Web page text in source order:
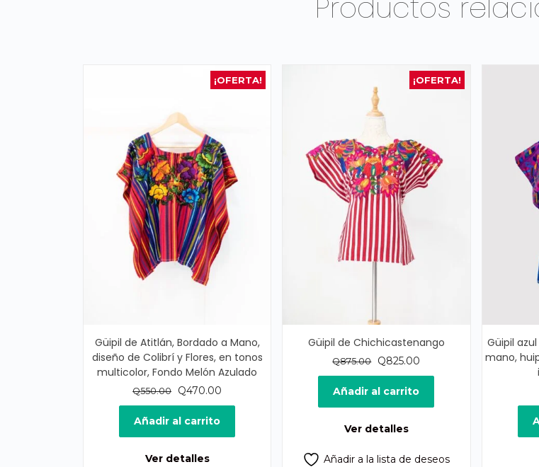
¡OFERTA!
Güipil de Atitlán, Bordado a Mano,
diseño de Colibrí y Flores, en tonos
multicolor, Fondo Melón Azulado
Q550.00
El
precio
original
era:
Q470.00
precio
es:
Añadir al carrito
Ver detalles
¡OFERTA!
Güipil de Chichicastenango
Q875.00
El
precio
original
era:
Q825.00
precio
es:
Añadir al carrito
Ver detalles
Añadir a la lista de deseos
Güipil
mano,